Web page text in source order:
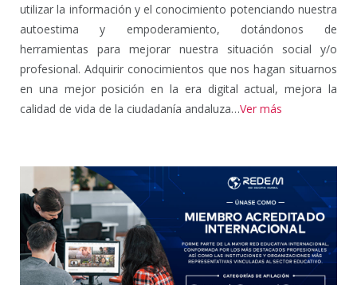
utilizar la información y el conocimiento potenciando nuestra
autoestima y empoderamiento, dotándonos de
herramientas para mejorar nuestra situación social y/o
profesional. Adquirir conocimientos que nos hagan situarnos
en una mejor posición en la era digital actual, mejora la
calidad de vida de la ciudadanía andaluza…Ver más